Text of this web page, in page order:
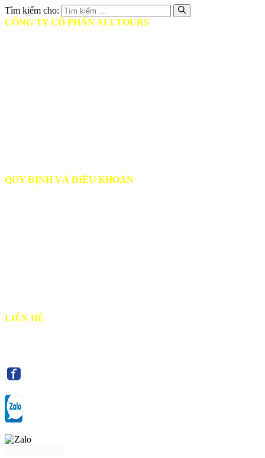
Tìm kiếm cho:
CÔNG TY CỔ PHẦN ALLTOURS
QUY ĐỊNH VÀ ĐIỀU KHOẢN
LIÊN HỆ